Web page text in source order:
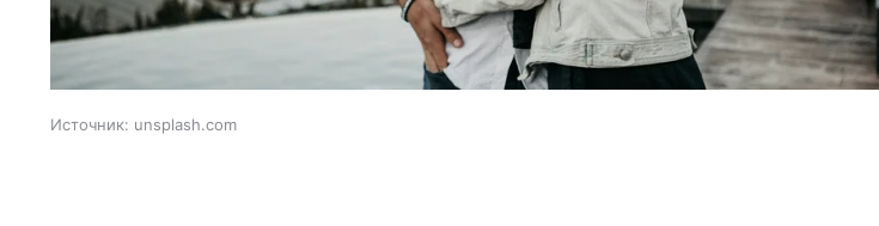
Источник: unsplash.com